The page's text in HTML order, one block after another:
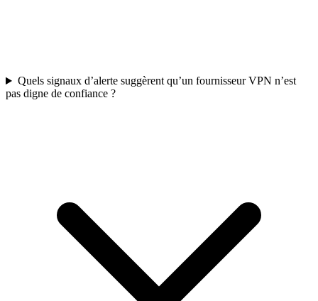
Quels signaux d’alerte suggèrent qu’un fournisseur VPN n’est
pas digne de confiance ?